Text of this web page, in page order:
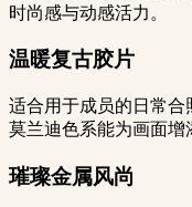
时尚感与动感活力。
温暖复古胶片
适合用于成员的日常
莫兰迪色系能为画面增
璀璨金属风尚